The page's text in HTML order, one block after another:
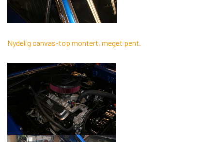
Nydelig canvas-top montert, meget pent.